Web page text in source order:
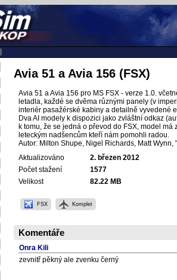
Avia 51 a Avia 156 (FSX)
Avia 51 a Avia 156 pro MS FSX - verze 1.0.
letadla, každé se dvěma různými panely (v
interiér pasažérské kabiny a detailně vyvedené
Dva AI modely k dispozici jako zvláštní odkaz
k tomu, že se jedná o převod do FSX, model
leteckým nadšencům kteří nám pomohli radou.
Autor: Milton Shupe, Nigel Richards, Matt
Aktualizováno
2. březen 2012
Počet stažení
1577
Velikost
82.22 MB
FSX Komplet
Komentáře
Onra Kili
zevnitř pěkný ale zvenku černý